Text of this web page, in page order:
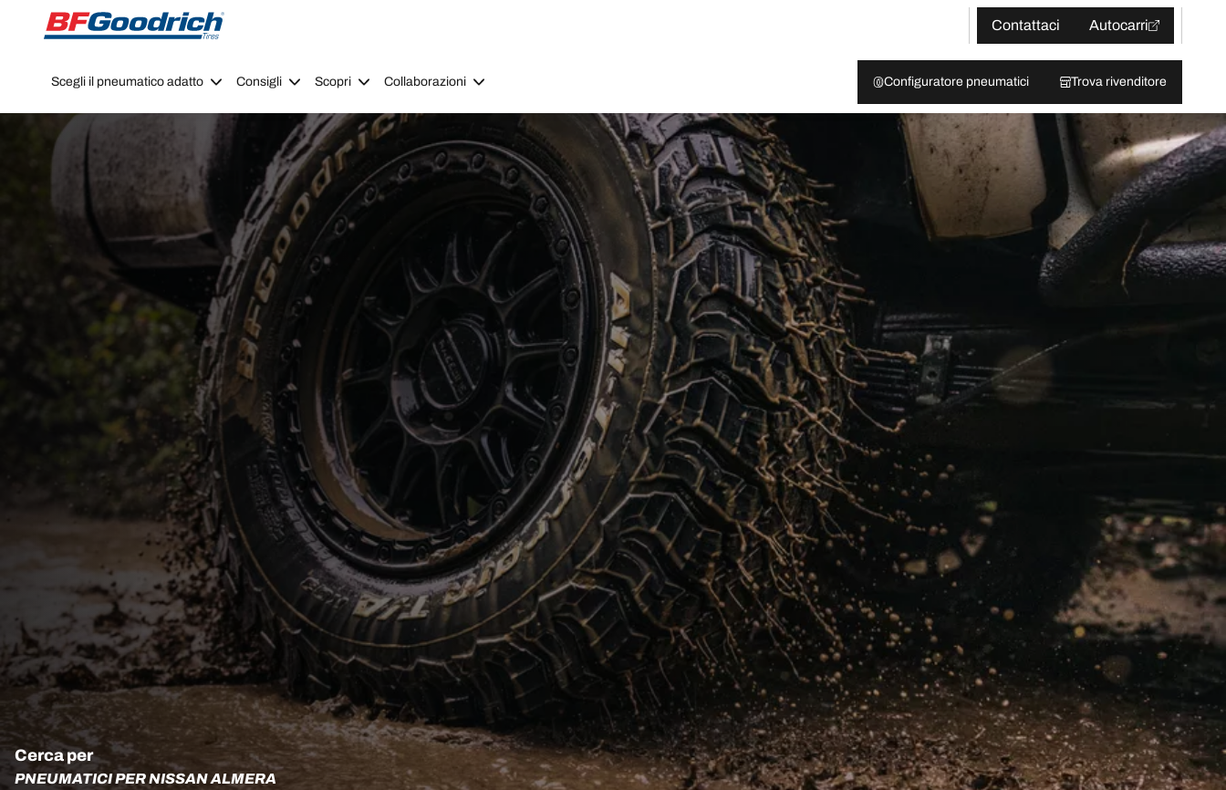
Go to page content
Go to page navigation
Contattaci
Autocarri
Scegli il pneumatico adatto Consigli Scopri Collaborazioni Configuratore pneumatici Trova rivenditore
Cerca per
PNEUMATICI PER NISSAN ALMERA